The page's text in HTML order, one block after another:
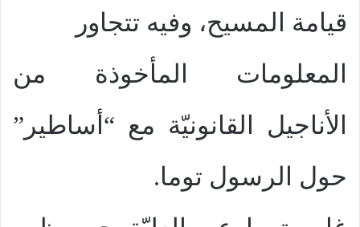
قيامة المسيح، وفيه تتجاور
المعلومات المأخوذة من
الأناجيل القانونيّة مع “أساطير”
حول الرسول توما.